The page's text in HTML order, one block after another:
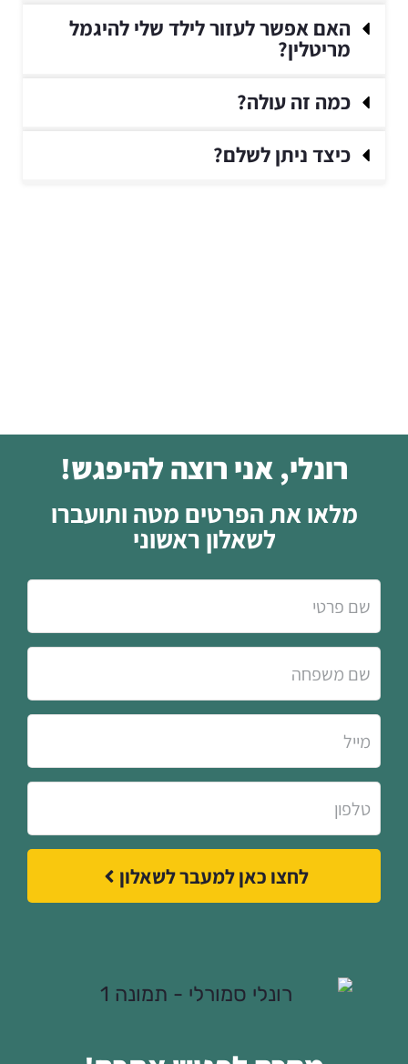
האם אפשר לעזור לילד שלי להיגמל
מריטלין?
כמה זה עולה?
כיצד ניתן לשלם?
רונלי, אני רוצה להיפגש!
מלאו את הפרטים מטה ותועברו
לשאלון ראשוני
לחצו כאן למעבר לשאלון